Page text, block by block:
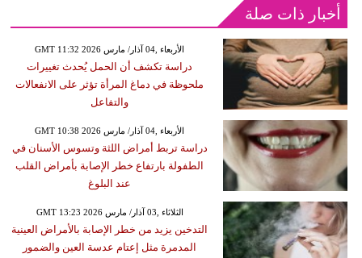
أخبار ذات صلة
GMT 11:32 2026 الأربعاء ,04 آذار/ مارس
دراسة تكشف أن الحمل يُحدث تغييرات
ملحوظة في دماغ المرأة تؤثر على الانفعالات
والتفاعل
GMT 10:38 2026 الأربعاء ,04 آذار/ مارس
دراسة تربط أمراض اللثة وتسوس الأسنان في
الطفولة بارتفاع خطر الإصابة بأمراض القلب
عند البلوغ
GMT 13:23 2026 الثلاثاء ,03 آذار/ مارس
التدخين يزيد من خطر الإصابة بالأمراض العينية
المدمرة مثل إعتام عدسة العين والضمور